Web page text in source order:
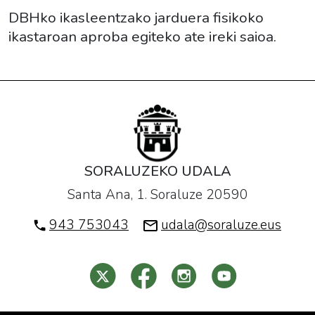
DBHko ikasleentzako jarduera fisikoko
ikastaroan aproba egiteko ate ireki saioa.
SORALUZEKO UDALA
Santa Ana, 1. Soraluze 20590
943 753043
udala@soraluze.eus